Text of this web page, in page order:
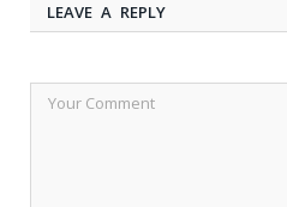
LEAVE A REPLY